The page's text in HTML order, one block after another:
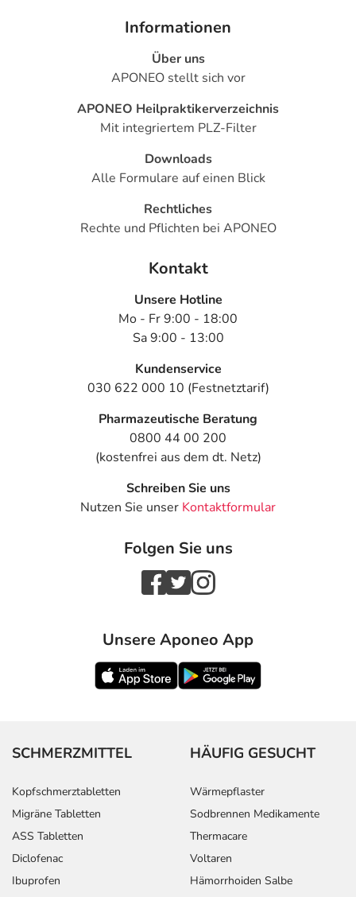
Informationen
Über uns
APONEO stellt sich vor
APONEO Heilpraktikerverzeichnis
Mit integriertem PLZ-Filter
Downloads
Alle Formulare auf einen Blick
Rechtliches
Rechte und Pflichten bei APONEO
Kontakt
Unsere Hotline
Mo - Fr 9:00 - 18:00
Sa 9:00 - 13:00
Kundenservice
030 622 000 10 (Festnetztarif)
Pharmazeutische Beratung
0800 44 00 200
(kostenfrei aus dem dt. Netz)
Schreiben Sie uns
Nutzen Sie unser Kontaktformular
Folgen Sie uns
Unsere Aponeo App
SCHMERZMITTEL
Kopfschmerztabletten
Migräne Tabletten
ASS Tabletten
Diclofenac
Ibuprofen
HÄUFIG GESUCHT
Wärmepflaster
Sodbrennen Medikamente
Thermacare
Voltaren
Hämorrhoiden Salbe